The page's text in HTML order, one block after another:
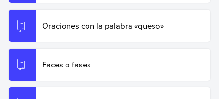
Oraciones con la palabra «queso»
Faces o fases